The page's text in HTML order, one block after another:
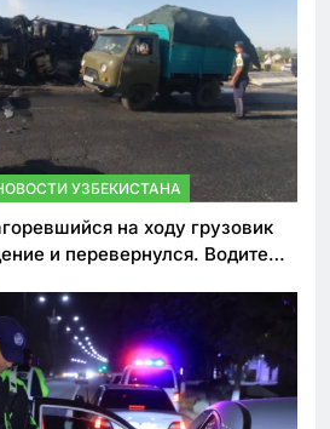
УЗБЕКИСТАНА
на ходу грузовик
и перевернулся. Водитель